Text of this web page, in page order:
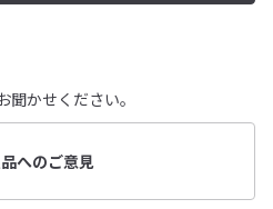
かせください。
へのご意見